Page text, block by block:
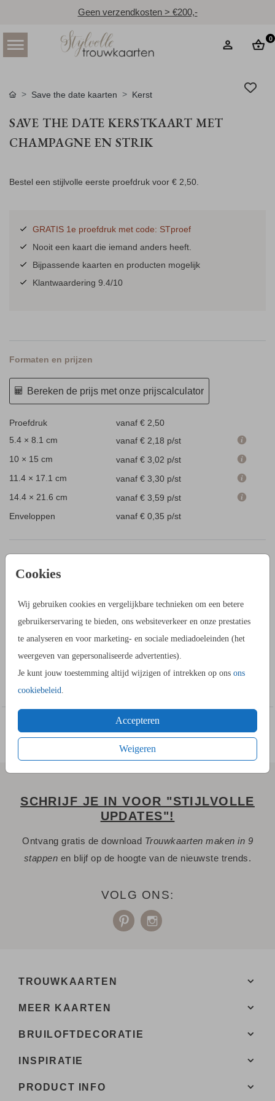
Geen verzendkosten > €200,-
0
Cookies
Wij gebruiken cookies en vergelijkbare technieken om een betere
gebruikerservaring te bieden, ons websiteverkeer en onze prestaties
te analyseren en voor marketing- en sociale mediadoeleinden (het
weergeven van gepersonaliseerde advertenties).
Je kunt jouw toestemming altijd wijzigen of intrekken op ons ons
cookiebeleid
Accepteren
Weigeren
Save the date kaarten Kerst
SAVE THE DATE KERSTKAART MET
CHAMPAGNE EN STRIK
Bestel een stijlvolle eerste proefdruk voor € 2,50.
GRATIS 1e proefdruk met code: STproef
Nooit een kaart die iemand anders heeft.
Bijpassende kaarten en producten mogelijk
Klantwaardering 9.4/10
Formaten en prijzen
Bereken de prijs met onze prijscalculator
Proefdruk
vanaf € 2,50
5.4 × 8.1 cm
vanaf € 2,18 p/st
10 × 15 cm
vanaf € 3,02 p/st
11.4 × 17.1 cm
vanaf € 3,30 p/st
14.4 × 21.6 cm
vanaf € 3,59 p/st
Enveloppen
vanaf € 0,35 p/st
PRODUCTINFORMATIE
OMSCHRIJVING
Maak zelf een bijzondere kerstkaart waarin jullie je
trouwdatum bekend kunnen maken. Alle teksten en
afbeeldingen worden met folie gedruk voor een chique
uitstraling.
Toon meer
SCHRIJF JE IN VOOR "STIJLVOLLE
UPDATES"!
Ontvang gratis de download Trouwkaarten maken in 9
stappen en blijf op de hoogte van de nieuwste trends.
VOLG ONS:
TROUWKAARTEN
MEER KAARTEN
BRUILOFTDECORATIE
INSPIRATIE
PRODUCT INFO